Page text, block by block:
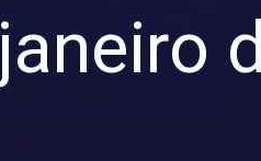
janeiro